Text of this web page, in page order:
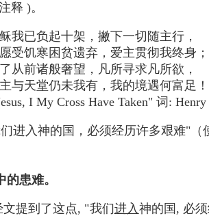
释 )。
我已负起十架，撇下一切随主行，
受饥寒困贫遗弃，爱主贯彻我终身；
从前诸般奢望，凡所寻求凡所欲，
与天堂仍未我有，我的境遇何富足！
I My Cross Have Taken" 词: Henry
进入神的国，必须经历许多艰难"（
患难。
文提到了这点, "我们进入神的国, 必